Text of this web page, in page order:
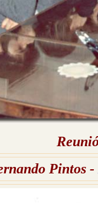
Pintos -